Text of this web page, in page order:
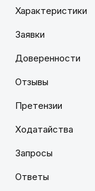
Характеристики
Заявки
Доверенности
Отзывы
Претензии
Ходатайства
Запросы
Ответы